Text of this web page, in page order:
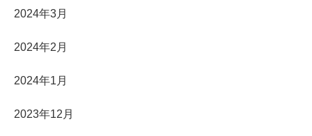
2024年3月
2024年2月
2024年1月
2023年12月